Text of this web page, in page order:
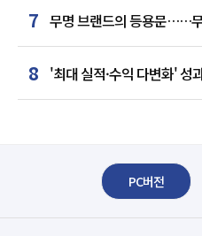
7 무명 브랜드의 등용문……
8 '최대 실적·수익 다변화'
말년 성장 박차
PC버전